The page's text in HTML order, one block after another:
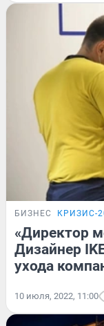
БИЗНЕС КРИЗИС-
«Директор
Дизайнер
ухода
10 июля, 2022, 11:00